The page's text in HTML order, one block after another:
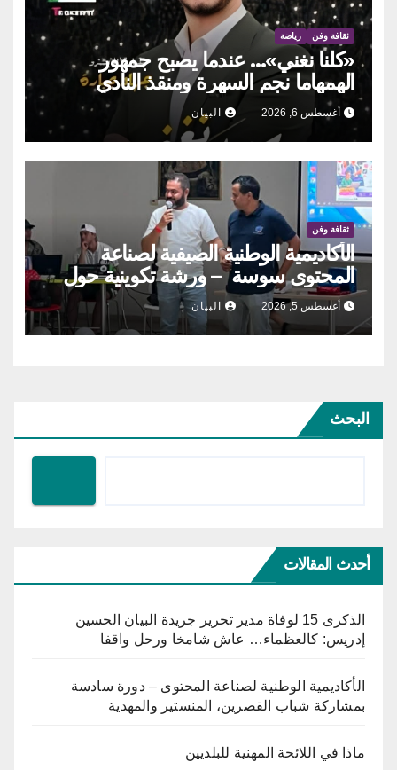
ثقافة وفن رياضة
«كلنا نغني»… عندما يصبح جمهور
الهمهاما نجم السهرة ومنقذ النادي
أغسطس 6, 2026 البيان
ثقافة وفن
الأكاديمية الوطنية الصيفية لصناعة
المحتوى سوسة – ورشة تكوينية حول
الحوكمة التشاركية
أغسطس 5, 2026 البيان
البحث
أحدث المقالات
الذكرى 15 لوفاة مدير تحرير جريدة البيان الحسين
إدريس: كالعظماء… عاش شامخا ورحل واقفا
الأكاديمية الوطنية لصناعة المحتوى – دورة سادسة
بمشاركة شباب القصرين، المنستير والمهدية
ماذا في اللائحة المهنية للبلديين